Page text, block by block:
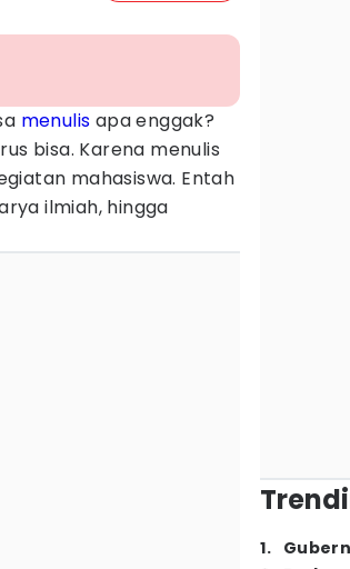
menulis apa enggak?
bisa. Karena menulis
mahasiswa. Entah
ilmiah, hingga
1.